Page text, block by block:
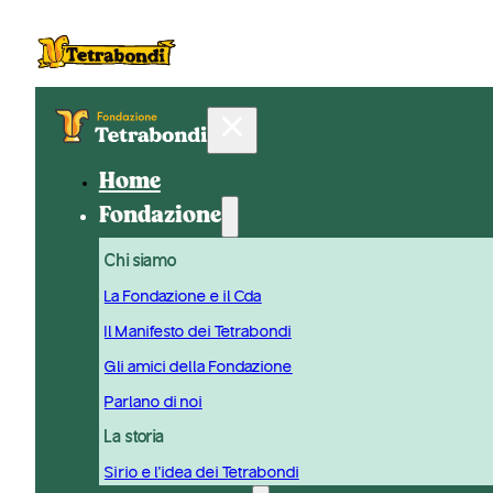
Home
Fondazione
Chi siamo
La Fondazione e il Cda
Il Manifesto dei Tetrabondi
Gli amici della Fondazione
Parlano di noi
La storia
Sirio e l'idea dei Tetrabondi